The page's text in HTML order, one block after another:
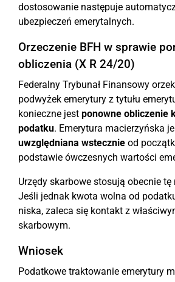
dostosowanie następuje
ubezpieczeń emerytalnych.
Orzeczenie BFH w sprawie
obliczenia (X R 24/20)
Federalny Trybunał Finansowy
podwyżek emerytury z tytułu
konieczne jest ponowne obliczenie
podatku. Emerytura macierzyńska
uwzględniana wstecznie od
podstawie ówczesnych wartości
Urzędy skarbowe stosują obecnie
Jeśli jednak kwota wolna od
niska, zaleca się kontakt z
skarbowym.
Wniosek
Podatkowe traktowanie emerytury